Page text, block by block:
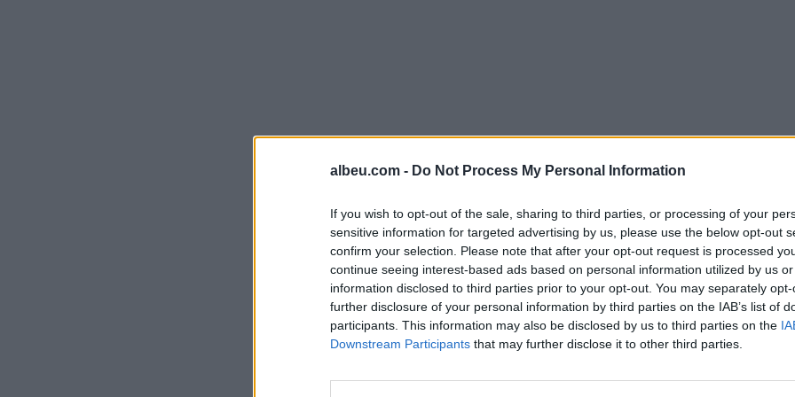
albeu.com - Do Not Process My Personal Information
If you wish to opt-out of the sale, sharing to third parties, or processing of your
sensitive information for targeted advertising by us, please use the below opt-out
confirm your selection. Please note that after your opt-out request is processed
continue seeing interest-based ads based on personal information utilized by us
information disclosed to third parties prior to your opt-out. You may separately
further disclosure of your personal information by third parties on the IAB’s list of
participants. This information may also be disclosed by us to third parties on the
Downstream Participants that may further disclose it to other third parties.